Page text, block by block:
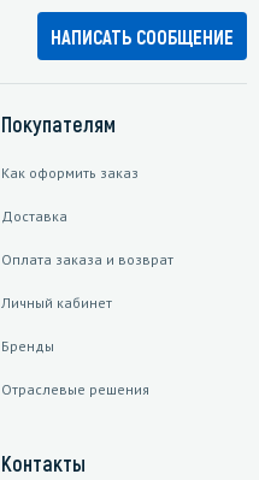
НАПИСАТЬ СООБЩЕНИЕ
Покупателям
Как оформить заказ
Доставка
Оплата заказа и возврат
Личный кабинет
Бренды
Отраслевые решения
Контакты